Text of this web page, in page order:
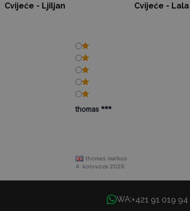
Cvijeće - Ljiljan
Cvijeće - Lala
thomas ***
thomas markus
4. kolovoza 2026.
WA:+421 91 019 94